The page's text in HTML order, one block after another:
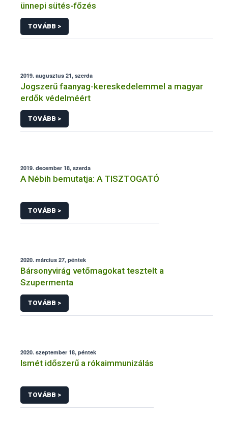
ünnepi sütés-főzés
TOVÁBB >
2019. augusztus 21, szerda
Jogszerű faanyag-kereskedelemmel a magyar
erdők védelméért
TOVÁBB >
2019. december 18, szerda
A Nébih bemutatja: A TISZTOGATÓ
TOVÁBB >
2020. március 27, péntek
Bársonyvirág vetőmagokat tesztelt a
Szupermenta
TOVÁBB >
2020. szeptember 18, péntek
Ismét időszerű a rókaimmunizálás
TOVÁBB >